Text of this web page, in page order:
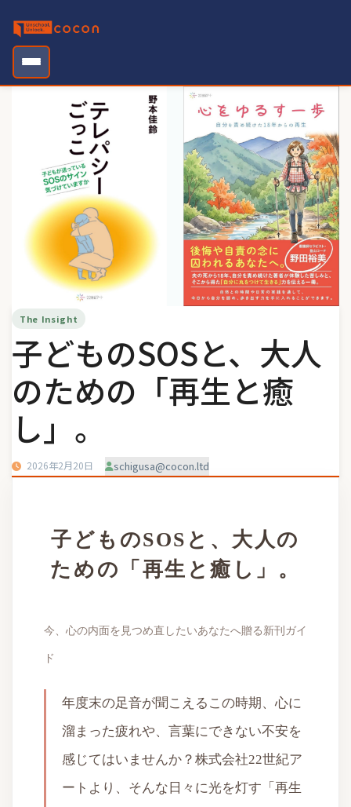
content
The Insight
子どものSOSと、大人
のための「再生と癒
し」。
2026年2月20日 schigusa@cocon.ltd
子どものSOSと、大人の
ための「再生と癒し」。
今、心の内面を見つめ直したいあなたへ贈る新刊ガイ
ド
年度末の足音が聞こえるこの時期、心に
溜まった疲れや、言葉にできない不安を
感じてはいませんか？株式会社22世紀ア
ートより、そんな日々に光を灯す「再生